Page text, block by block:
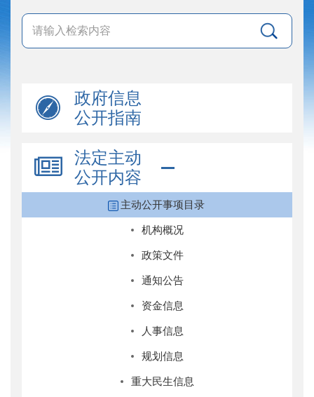
政府信息
公开指南
法定主动
公开内容
主动公开事项目录
机构概况
政策文件
通知公告
资金信息
人事信息
规划信息
重大民生信息